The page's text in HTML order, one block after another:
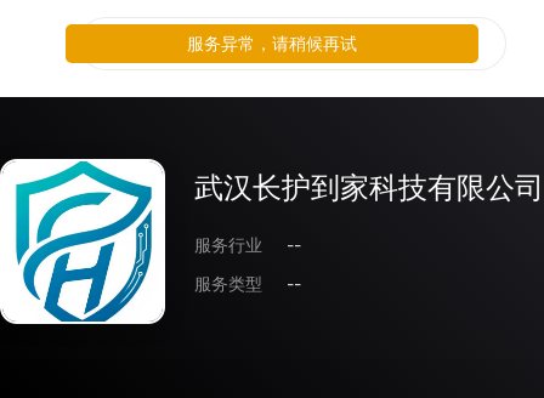
武汉长护到家科技有限公司
服务行业
--
服务类型
--
服务异常，请稍候再试